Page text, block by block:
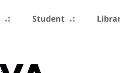
Student